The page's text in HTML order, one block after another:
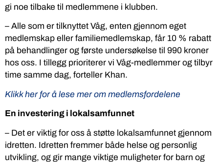
gi noe tilbake til medlemmene i klubben.
– Alle som er tilknyttet Våg, enten gjennom eget
medlemskap eller familiemedlemskap, får 10 % rabatt
på behandlinger og første undersøkelse til 990 kroner
hos oss. I tillegg prioriterer vi Våg-medlemmer og tilbyr
time samme dag, forteller Khan.
Klikk her for å lese mer om medlemsfordelene
En investering i lokalsamfunnet
– Det er viktig for oss å støtte lokalsamfunnet gjennom
idretten. Idretten fremmer både helse og personlig
utvikling, og gir mange viktige muligheter for barn og